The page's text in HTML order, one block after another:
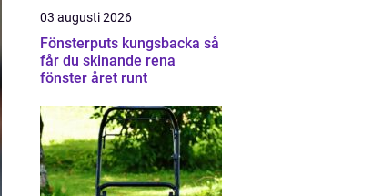
03 augusti 2026
Fönsterputs kungsbacka så
får du skinande rena
fönster året runt